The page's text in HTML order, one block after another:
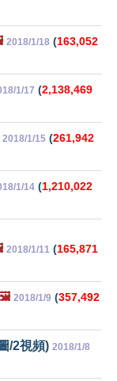
2018/1/18 (163,052
1/17 (2,138,469
2018/1/15 (261,942
1/14 (1,210,022
2018/1/11 (165,871
2018/1/9 (357,492
/2視頻) 2018/1/8